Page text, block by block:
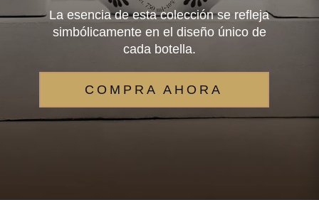
La esencia de esta colección se refleja
simbólicamente en el diseño único de
cada botella.
COMPRA AHORA